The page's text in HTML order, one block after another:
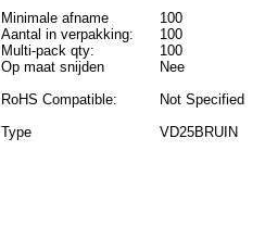
Minimale afname
100
Aantal in verpakking:
100
Multi-pack qty:
100
Op maat snijden
Nee
RoHS Compatible:
Not Specified
Type
VD25BRUIN